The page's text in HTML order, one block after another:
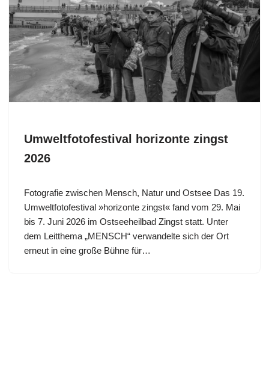
Umweltfotofestival horizonte zingst
2026
Fotografie zwischen Mensch, Natur und Ostsee Das 19.
Umweltfotofestival »horizonte zingst« fand vom 29. Mai
bis 7. Juni 2026 im Ostseeheilbad Zingst statt. Unter
dem Leitthema „MENSCH“ verwandelte sich der Ort
erneut in eine große Bühne für…